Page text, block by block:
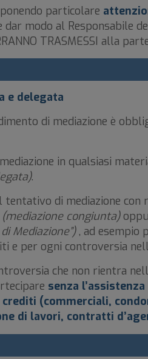
particolare
modo al Responsabile
TRASMESSI alla
e delegata
di mediazione è
in qualsiasi
.
di mediazione
(mediazione congiunta)
Mediazione”), ad esempio
e per ogni controversia
che non rientra
senza
crediti (commerciali,
di lavori, contratti